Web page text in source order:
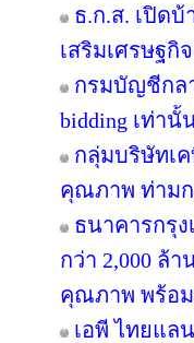
ธ.ก.ส. เปิด
เสริมเศรษฐกิ
กรมบัญชีกล
bidding เท่า
กลุ่มบริษัทเ
คุณภาพ ท่ามก
ธนาคารกรุ
กว่า 2,000 ล้
คุณภาพ พร้อม
เอพี ไทยแล